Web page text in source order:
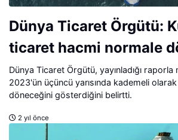
Dünya Ticaret Örgütü:
ticaret hacmi normale
Dünya Ticaret Örgütü, yayınladığı
2023'ün üçüncü yarısında kademeli
döneceğini gösterdiğini belirtti.
2 yıl önce